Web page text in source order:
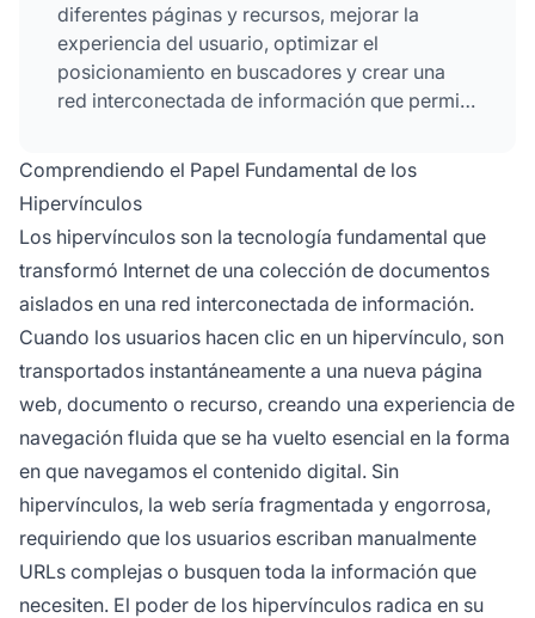
diferentes páginas y recursos, mejorar la
experiencia del usuario, optimizar el
posicionamiento en buscadores y crear una
red interconectada de información que permite
con un solo clic.
Comprendiendo el Papel Fundamental de los
Hipervínculos
Los hipervínculos son la tecnología fundamental que
transformó Internet de una colección de documentos
aislados en una red interconectada de información.
Cuando los usuarios hacen clic en un hipervínculo, son
transportados instantáneamente a una nueva página
web, documento o recurso, creando una experiencia de
navegación fluida que se ha vuelto esencial en la forma
en que navegamos el contenido digital. Sin
hipervínculos, la web sería fragmentada y engorrosa,
requiriendo que los usuarios escriban manualmente
URLs complejas o busquen toda la información que
necesiten. El poder de los hipervínculos radica en su